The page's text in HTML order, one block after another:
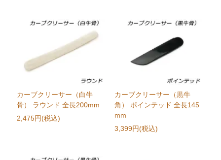
カーブクリーサー（白牛
骨） ラウンド 全長200mm
2,475円(税込)
カーブクリーサー（黒牛
角） ポインテッド 全長145
mm
3,399円(税込)